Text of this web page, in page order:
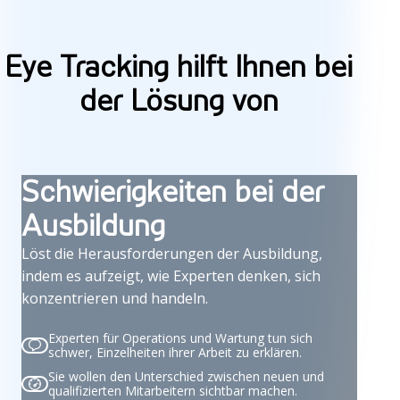
Eye Tracking hilft Ihnen bei
der Lösung von
Schwierigkeiten bei der
Ausbildung
Löst die Herausforderungen der Ausbildung,
indem es aufzeigt, wie Experten denken, sich
konzentrieren und handeln.
Experten für Operations und Wartung tun sich
schwer, Einzelheiten ihrer Arbeit zu erklären.
Sie wollen den Unterschied zwischen neuen und
qualifizierten Mitarbeitern sichtbar machen.